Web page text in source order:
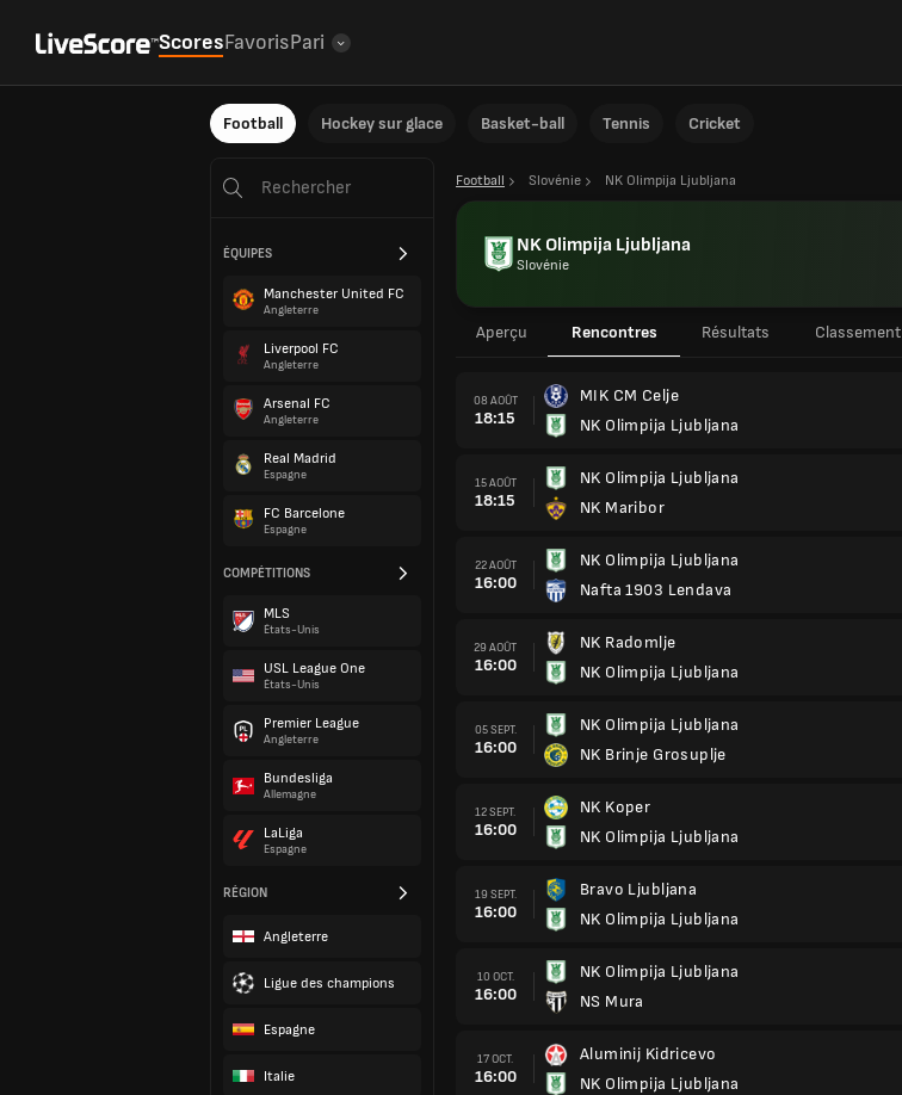
ScoresFavorisPari
Football Hockey sur glace Basket-ball Tennis Cricket
ÉQUIPES
Manchester United FC
Angleterre
Liverpool FC
Angleterre
Arsenal FC
Angleterre
Real Madrid
Espagne
FC Barcelone
Espagne
COMPÉTITIONS
MLS
États-Unis
USL League One
États-Unis
Premier League
Angleterre
Bundesliga
Allemagne
LaLiga
Espagne
RÉGION
Angleterre
Ligue des champions
Espagne
Italie
Football Slovénie NK Olimpija Ljubljana
NK Olimpija Ljubljana
Slovénie
Aperçu Rencontres Résultats Classement
08 AOÛT
18:15
MIK CM Celje
NK Olimpija Ljubljana
15 AOÛT
18:15
NK Olimpija Ljubljana
NK Maribor
22 AOÛT
16:00
NK Olimpija Ljubljana
Nafta 1903 Lendava
29 AOÛT
16:00
NK Radomlje
NK Olimpija Ljubljana
05 SEPT.
16:00
NK Olimpija Ljubljana
NK Brinje Grosuplje
12 SEPT.
16:00
NK Koper
NK Olimpija Ljubljana
19 SEPT.
16:00
Bravo Ljubljana
NK Olimpija Ljubljana
10 OCT.
16:00
NK Olimpija Ljubljana
NS Mura
17 OCT.
16:00
Aluminij Kidricevo
NK Olimpija Ljubljana